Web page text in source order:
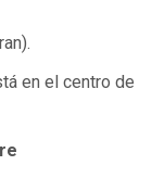
en el centro de